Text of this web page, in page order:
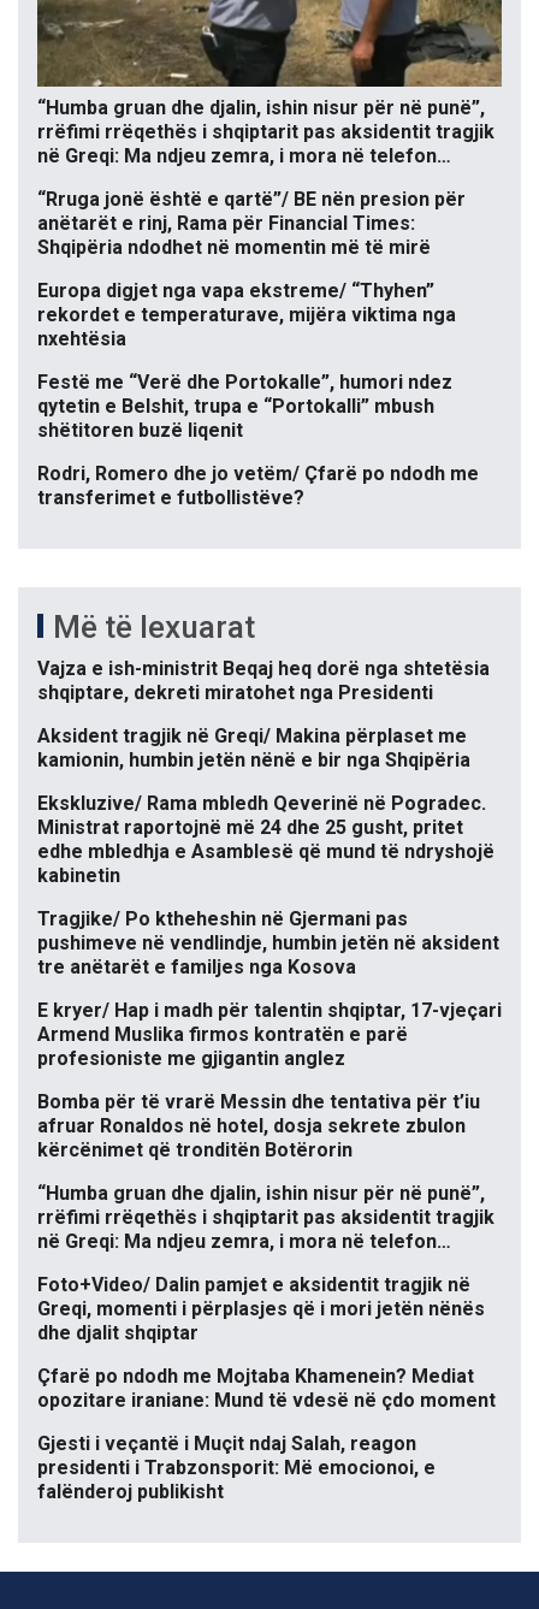
“Humba gruan dhe djalin, ishin nisur për në punë”,
rrëfimi rrëqethës i shqiptarit pas aksidentit tragjik
në Greqi: Ma ndjeu zemra, i mora në telefon…
“Rruga jonë është e qartë”/ BE nën presion për
anëtarët e rinj, Rama për Financial Times:
Shqipëria ndodhet në momentin më të mirë
Europa digjet nga vapa ekstreme/ “Thyhen”
rekordet e temperaturave, mijëra viktima nga
nxehtësia
Festë me “Verë dhe Portokalle”, humori ndez
qytetin e Belshit, trupa e “Portokalli” mbush
shëtitoren buzë liqenit
Rodri, Romero dhe jo vetëm/ Çfarë po ndodh me
transferimet e futbollistëve?
Më të lexuarat
Vajza e ish-ministrit Beqaj heq dorë nga shtetësia
shqiptare, dekreti miratohet nga Presidenti
Aksident tragjik në Greqi/ Makina përplaset me
kamionin, humbin jetën nënë e bir nga Shqipëria
Ekskluzive/ Rama mbledh Qeverinë në Pogradec.
Ministrat raportojnë më 24 dhe 25 gusht, pritet
edhe mbledhja e Asamblesë që mund të ndryshojë
kabinetin
Tragjike/ Po ktheheshin në Gjermani pas
pushimeve në vendlindje, humbin jetën në aksident
tre anëtarët e familjes nga Kosova
E kryer/ Hap i madh për talentin shqiptar, 17-vjeçari
Armend Muslika firmos kontratën e parë
profesioniste me gjigantin anglez
Bomba për të vrarë Messin dhe tentativa për t’iu
afruar Ronaldos në hotel, dosja sekrete zbulon
kërcënimet që tronditën Botërorin
“Humba gruan dhe djalin, ishin nisur për në punë”,
rrëfimi rrëqethës i shqiptarit pas aksidentit tragjik
në Greqi: Ma ndjeu zemra, i mora në telefon…
Foto+Video/ Dalin pamjet e aksidentit tragjik në
Greqi, momenti i përplasjes që i mori jetën nënës
dhe djalit shqiptar
Çfarë po ndodh me Mojtaba Khamenein? Mediat
opozitare iraniane: Mund të vdesë në çdo moment
Gjesti i veçantë i Muçit ndaj Salah, reagon
presidenti i Trabzonsporit: Më emocionoi, e
falënderoj publikisht